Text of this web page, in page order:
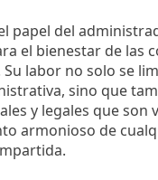
papel del
el bienestar de las
Su labor no solo se
sino que
y legales que son
armonioso de